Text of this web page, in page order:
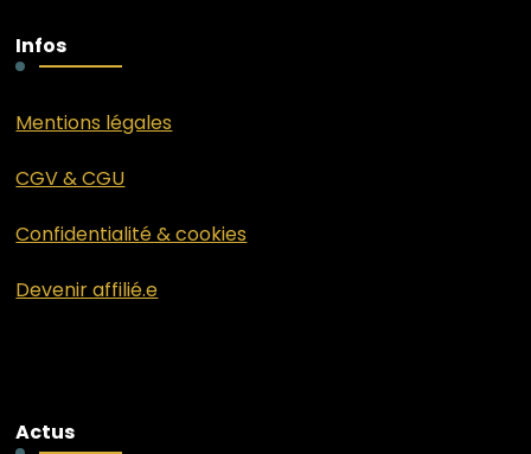
Infos
Mentions légales
CGV & CGU
Confidentialité & cookies
Devenir affilié.e
Actus